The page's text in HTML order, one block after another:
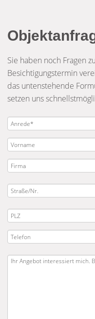
Sie haben noch Fragen
Besichtigungstermin
das untenstehende
setzen uns